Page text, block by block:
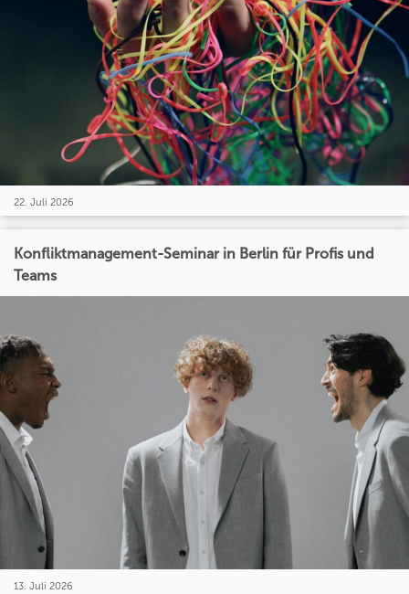
22. Juli 2026
Konfliktmanagement-Seminar in Berlin für Profis und
Teams
13. Juli 2026